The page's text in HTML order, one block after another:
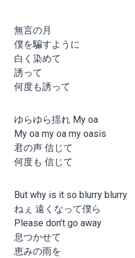
無言の月
僕を騙すように
白く染めて
誘って
何度も誘って
ゆらゆら揺れ My oa
My oa my oa my oasis
君の声 信じて
何度も 信じて
But why is it so blurry blurry
ねぇ 遠くなって僕ら
Please don’t go away
息つかせて
恵みの雨を